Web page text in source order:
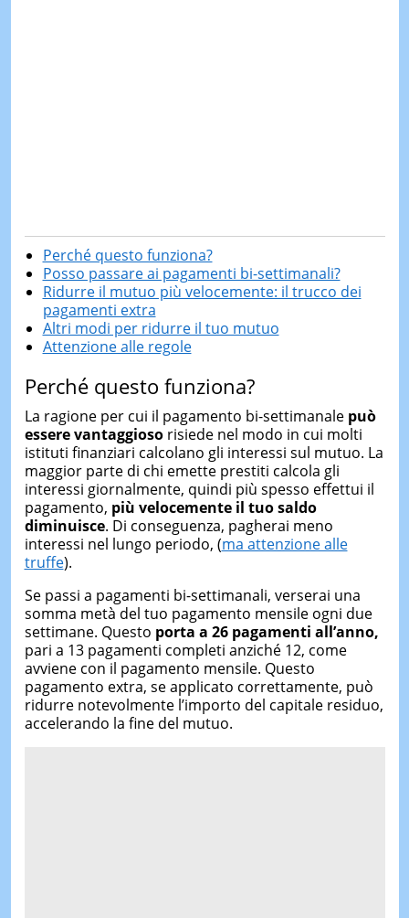
Perché questo funziona?
Posso passare ai pagamenti bi-settimanali?
Ridurre il mutuo più velocemente: il trucco dei
pagamenti extra
Altri modi per ridurre il tuo mutuo
Attenzione alle regole
Perché questo funziona?
La ragione per cui il pagamento bi-settimanale può
essere vantaggiosorisiede nel modo in cui molti
istituti finanziari calcolano gli interessi sul mutuo. La
maggior parte di chi emette prestiti calcola gli
interessi giornalmente, quindi più spesso effettui il
pagamento, più velocemente il tuo saldo
diminuisce. Di conseguenza, pagherai meno
interessi nel lungo periodo, (ma attenzione alle
truffe).
Se passi a pagamenti bi-settimanali, verserai una
somma metà del tuo pagamento mensile ogni due
settimane. Questo porta a 26 pagamenti all’anno,
pari a 13 pagamenti completi anziché 12, come
avviene con il pagamento mensile. Questo
pagamento extra, se applicato correttamente, può
ridurre notevolmente l’importo del capitale residuo,
accelerando la fine del mutuo.